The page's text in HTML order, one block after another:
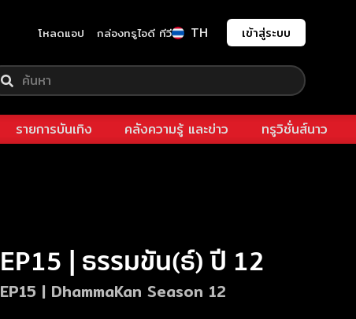
โหลดแอป กล่องทรูไอดี ทีวี TH เข้าสู่ระบบ
รายการบันเทิง คลังความรู้ และข่าว ทรูวิชั่นส์นาว
EP15 | ธรรมขัน(ธ์) ปี 12
EP15 | DhammaKan Season 12